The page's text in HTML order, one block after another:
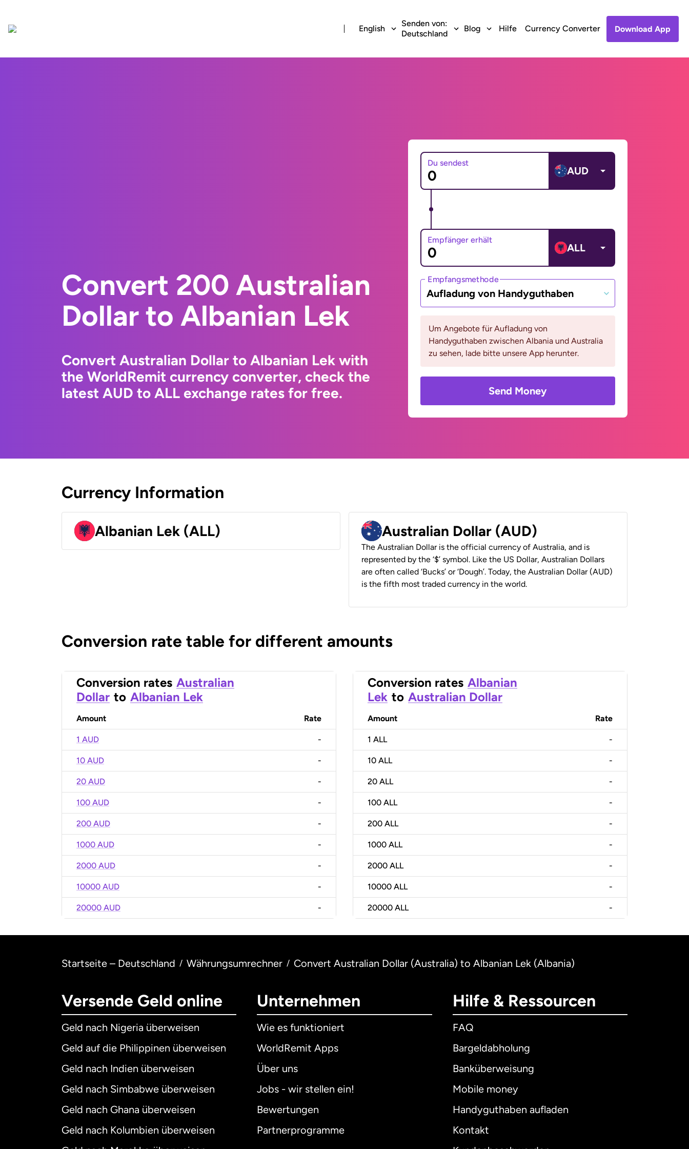
English
Senden von:
Deutschland
Blog Hilfe Currency Converter Download App
Convert 200 Australian
Dollar to Albanian Lek
Convert Australian Dollar to Albanian Lek with
the WorldRemit currency converter, check the
latest AUD to ALL exchange rates for free.
Du sendest
AUD
Empfänger erhält
ALL
Empfangsmethode
Aufladung von Handyguthaben
Um Angebote für Aufladung von
Handyguthaben zwischen Albania und Australia
zu sehen, lade bitte unsere App herunter.
Send Money
Currency Information
Albanian Lek (ALL) Australian Dollar (AUD)
The Australian Dollar is the official currency of Australia, and is
represented by the ‘$’ symbol. Like the US Dollar, Australian Dollars
are often called ‘Bucks’ or ‘Dough’. Today, the Australian Dollar (AUD)
is the fifth most traded currency in the world.
Conversion rate table for different amounts
Conversion rates Australian
Dollar to Albanian Lek
Amount Rate
1 AUD -
10 AUD -
20 AUD -
100 AUD -
200 AUD -
1000 AUD -
2000 AUD -
10000 AUD -
20000 AUD -
Conversion rates Albanian
Lek to Australian Dollar
Amount Rate
1 ALL -
10 ALL -
20 ALL -
100 ALL -
200 ALL -
1000 ALL -
2000 ALL -
10000 ALL -
20000 ALL -
Startseite – Deutschland / Währungsumrechner / Convert Australian Dollar (Australia) to Albanian Lek (Albania)
Versende Geld online
Geld nach Nigeria überweisen
Geld auf die Philippinen überweisen
Geld nach Indien überweisen
Geld nach Simbabwe überweisen
Geld nach Ghana überweisen
Geld nach Kolumbien überweisen
Unternehmen
Wie es funktioniert
WorldRemit Apps
Über uns
Jobs - wir stellen ein!
Bewertungen
Partnerprogramme
Hilfe & Ressourcen
FAQ
Bargeldabholung
Banküberweisung
Mobile money
Handyguthaben aufladen
Kontakt